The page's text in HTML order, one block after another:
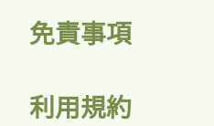
免責事項
利用規約